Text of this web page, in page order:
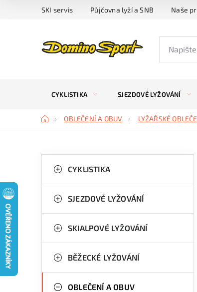
SKI servis Půjčovna lyží a SNB Naše
CYKLISTIKA SJEZDOVÉ LYŽOVÁNÍ
DomůOBLEČENÍ A OBUV LYŽAŘSKÉ
o
t
r
n
kategorie
e
o
i
CYKLISTIKA
SJEZDOVÉ LYŽOVÁNÍ
SKIALPOVÉ LYŽOVÁNÍ
BĚŽECKÉ LYŽOVÁNÍ
OBLEČENÍ A OBUV